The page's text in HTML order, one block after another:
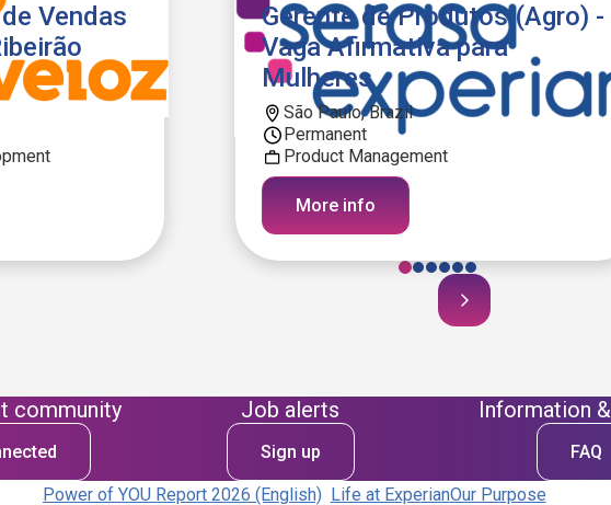
Vendas
Gerente de Produtos (Agro) -
Vaga Afirmativa para
Mulheres
São Paulo, Brazil
Permanent
Product Management
More info
community Job alerts
Sign up
Information
FAQ
Power of YOU Report 2026 (English) Life at ExperianOur Purpose